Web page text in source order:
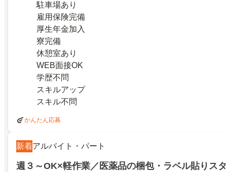
駐車場あり
雇用保険完備
厚生年金加入
寮完備
休憩室あり
WEB面接OK
学歴不問
スキルアップ
スキル不問
かんたん応募
新着アルバイト・パート
週３～OK×軽作業／医薬品の梱包・ラベル貼りス